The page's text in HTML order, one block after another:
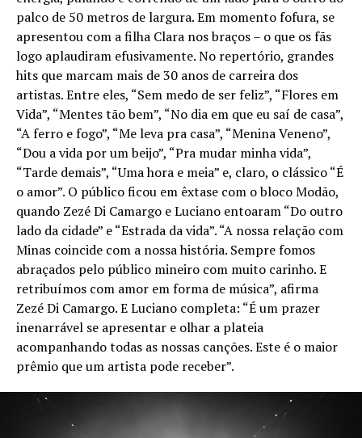
palco de 50 metros de largura. Em momento fofura, se
apresentou com a filha Clara nos braços – o que os fãs
logo aplaudiram efusivamente. No repertório, grandes
hits que marcam mais de 30 anos de carreira dos
artistas. Entre eles, “Sem medo de ser feliz”, “Flores em
Vida”, “Mentes tão bem”, “No dia em que eu saí de casa”,
“A ferro e fogo”, “Me leva pra casa”, “Menina Veneno”,
“Dou a vida por um beijo”, “Pra mudar minha vida”,
“Tarde demais”, “Uma hora e meia” e, claro, o clássico “É
o amor”. O público ficou em êxtase com o bloco Modão,
quando Zezé Di Camargo e Luciano entoaram “Do outro
lado da cidade” e “Estrada da vida”. “A nossa relação com
Minas coincide com a nossa história. Sempre fomos
abraçados pelo público mineiro com muito carinho. E
retribuímos com amor em forma de música”, afirma
Zezé Di Camargo. E Luciano completa: “É um prazer
inenarrável se apresentar e olhar a plateia
acompanhando todas as nossas canções. Este é o maior
prêmio que um artista pode receber”.